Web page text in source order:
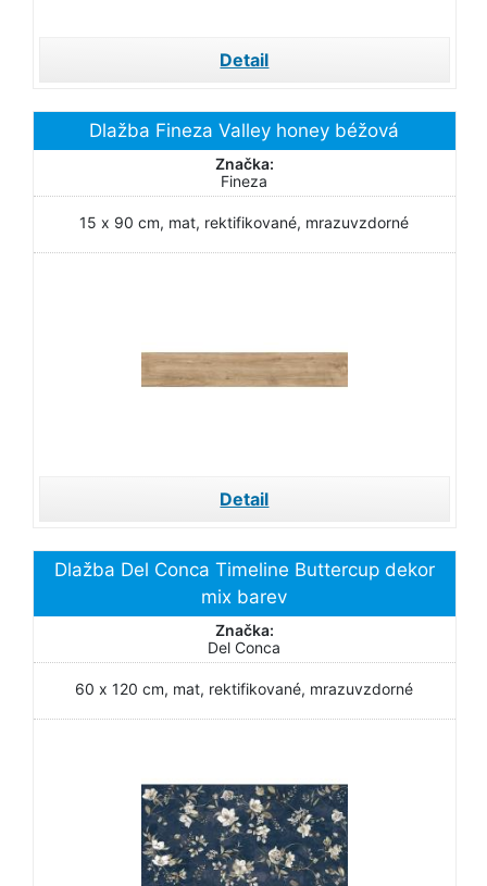
Detail
Dlažba Fineza Valley honey béžová
Značka:
Fineza
15 x 90 cm, mat, rektifikované, mrazuvzdorné
Detail
Dlažba Del Conca Timeline Buttercup dekor
mix barev
Značka:
Del Conca
60 x 120 cm, mat, rektifikované, mrazuvzdorné